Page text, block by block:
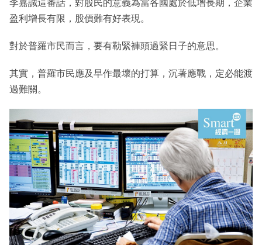
李嘉誠這番話，對股民的意義為當各國處於低增長期，企業
盈利增長有限，股價難有好表現。
對於普羅市民而言，要有勒緊褲頭過緊日子的意思。
其實，普羅市民應及早作最壞的打算，沉著應戰，定必能渡
過難關。